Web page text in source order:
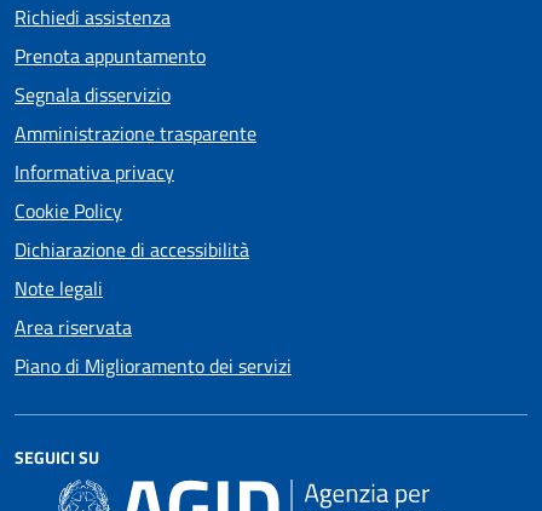
Richiedi assistenza
Prenota appuntamento
Segnala disservizio
Amministrazione trasparente
Informativa privacy
Cookie Policy
Dichiarazione di accessibilità
Note legali
Area riservata
Piano di Miglioramento dei servizi
SEGUICI SU